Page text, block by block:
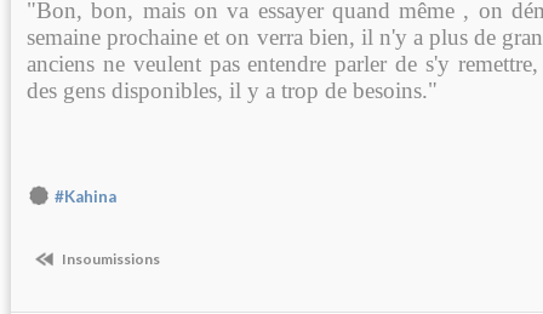
"Bon, bon, mais on va essayer quand même , on
semaine prochaine et on verra bien, il n'y a plus de
anciens ne veulent pas entendre parler de s'y
des gens disponibles, il y a trop de besoins."
#Kahina
Insoumissions